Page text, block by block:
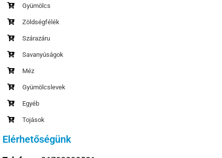
Gyümölcs
Zöldségfélék
Szárazáru
Savanyúságok
Méz
Gyümölcslevek
Egyéb
Tojások
Elérhetőségünk